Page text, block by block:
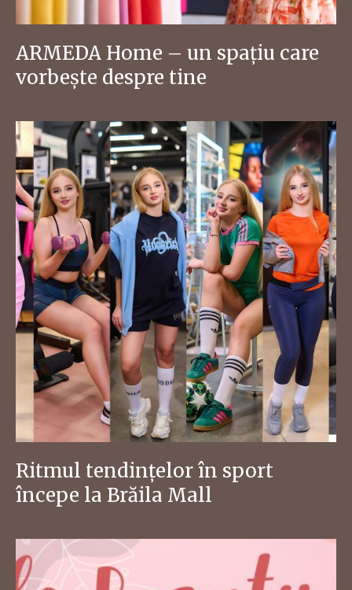
ARMEDA Home – un spațiu care
vorbește despre tine
Ritmul tendințelor în sport
începe la Brăila Mall